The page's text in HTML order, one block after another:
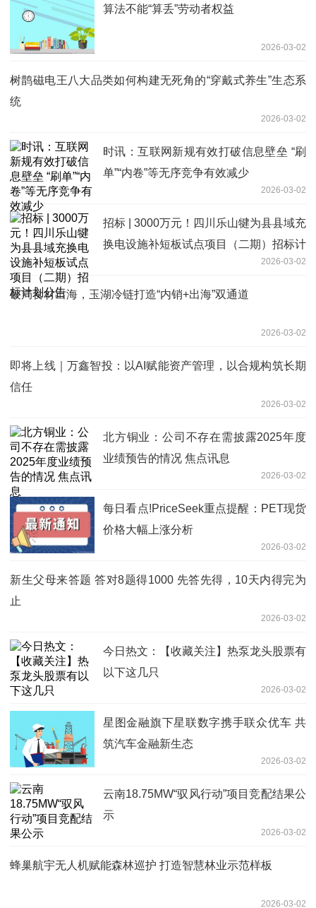
算法不能“算丢”劳动者权益
2026-03-02
树鹊磁电王八大品类如何构建无死角的“穿戴式养生”生态系
统
2026-03-02
时讯：互联网新规有效打破信息壁垒 “刷
单”“内卷”等无序竞争有效减少
2026-03-02
招标 | 3000万元！四川乐山犍为县县域充
换电设施补短板试点项目（二期）招标计
2026-03-02
破局食材出海，玉湖冷链打造“内销+出海”双通道
2026-03-02
即将上线｜万鑫智投：以AI赋能资产管理，以合规构筑长期
信任
2026-03-02
北方铜业：公司不存在需披露2025年度
业绩预告的情况 焦点讯息
2026-03-02
每日看点!PriceSeek重点提醒：PET现货
价格大幅上涨分析
2026-03-02
新生父母来答题 答对8题得1000 先答先得，10天内得完为
止
2026-03-02
今日热文：【收藏关注】热泵龙头股票有
以下这几只
2026-03-02
星图金融旗下星联数字携手联众优车 共
筑汽车金融新生态
2026-03-02
云南18.75MW“驭风行动”项目竞配结果公
示
2026-03-02
蜂巢航宇无人机赋能森林巡护 打造智慧林业示范样板
2026-03-02